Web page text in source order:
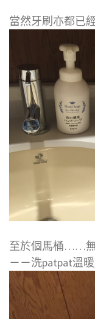
當然牙刷亦都已
至於個馬桶……無
－－洗patpat溫